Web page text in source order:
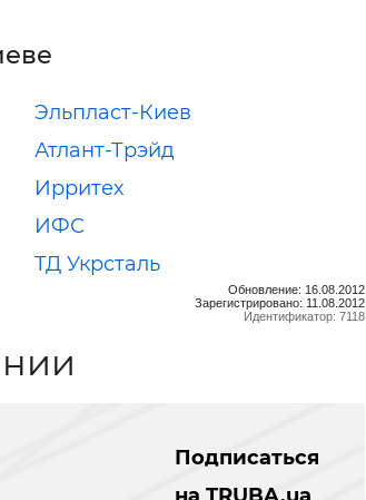
Эльпласт-Киев
Атлант-Трэйд
Ирритех
ИФС
ТД Укрсталь
Обновление: 16.08.2012
Зарегистрировано: 11.08.2012
Идентификатор: 7118
Подписаться